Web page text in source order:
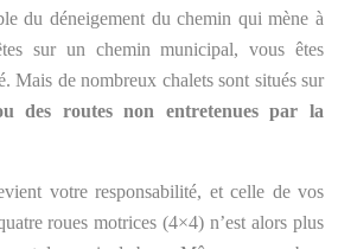
du déneigement du chemin qui mène à
sur un chemin municipal, vous êtes
Mais de nombreux chalets sont situés sur
des routes non entretenues par la
votre responsabilité, et celle de vos
roues motrices (4×4) n’est alors plus